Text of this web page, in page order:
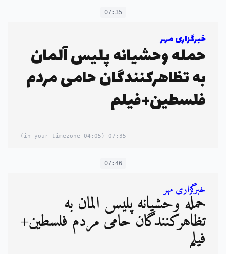
07:35
خبرگزاری مهر
حمله وحشیانه پلیس آلمان
به تظاهرکنندگان حامی مردم
فلسطین+فیلم
07:35
(04:05 in your timezone)
07:46
خبرگزاری مهر
حمله وحشیانه پلیس آلمان به
تظاهرکنندگان حامی مردم فلسطین+
فیلم